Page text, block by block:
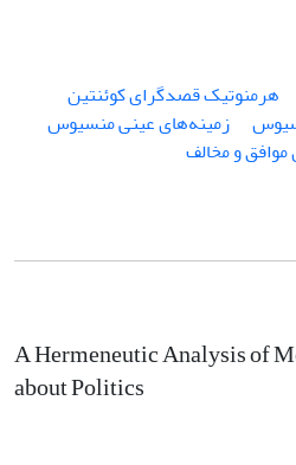
هرمنوتیک قصدگرای کوئنتین
زمینه‏‌های عینی منسیوس
و مخالف
A Hermeneutic Analysis of
about Politics